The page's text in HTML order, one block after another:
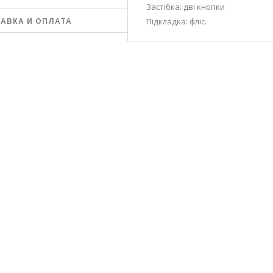
И ОПЛАТА
Застібка: дві кнопки
Підкладка: фліс.